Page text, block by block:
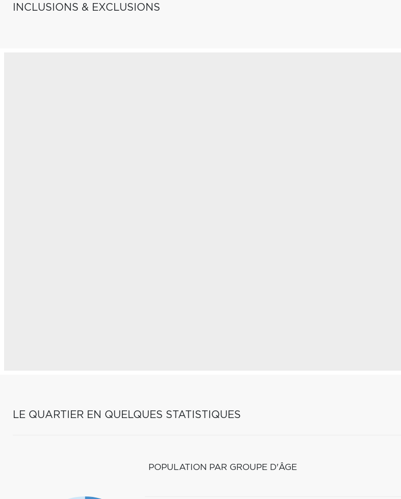
INCLUSIONS & EXCLUSIONS
LE QUARTIER EN QUELQUES STATISTIQUES
POPULATION PAR GROUPE D'ÂGE